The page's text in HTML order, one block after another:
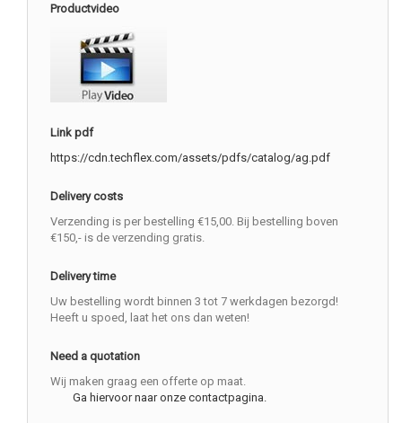
Productvideo
Link pdf
https://cdn.techflex.com/assets/pdfs/catalog/ag.pdf
Delivery costs
Verzending is per bestelling €15,00. Bij bestelling boven
€150,- is de verzending gratis.
Delivery time
Uw bestelling wordt binnen 3 tot 7 werkdagen bezorgd!
Heeft u spoed, laat het ons dan weten!
Need a quotation
Wij maken graag een offerte op maat.
Ga hiervoor naar onze contactpagina.